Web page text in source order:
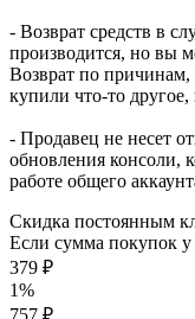
- Возврат средств в
производится, но вы
Возврат по причинам,
купили что-то другое,
- Продавец не несет
обновления консоли,
работе общего
Скидка постоянным
Если сумма покупок у
379 ₽
1%
757 ₽